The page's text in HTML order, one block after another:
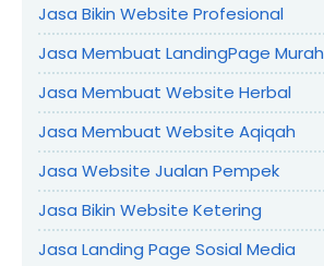
Jasa Bikin Website Profesional
Jasa Membuat LandingPage Murah
Jasa Membuat Website Herbal
Jasa Membuat Website Aqiqah
Jasa Website Jualan Pempek
Jasa Bikin Website Ketering
Jasa Landing Page Sosial Media